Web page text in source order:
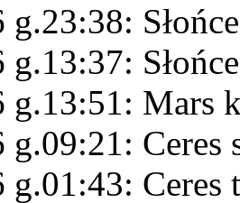
g.23:38:
g.13:37:
g.13:51: Mars
g.09:21: Ceres
g.01:43: Ceres